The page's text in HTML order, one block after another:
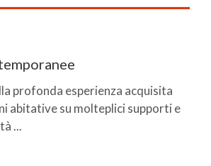
profonda esperienza acquisita
abitative su molteplici supporti e
...